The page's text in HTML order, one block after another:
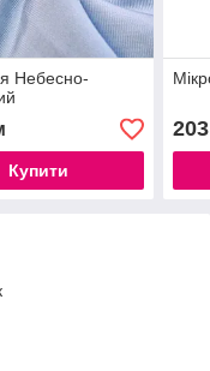
Небесно-
Купити
203